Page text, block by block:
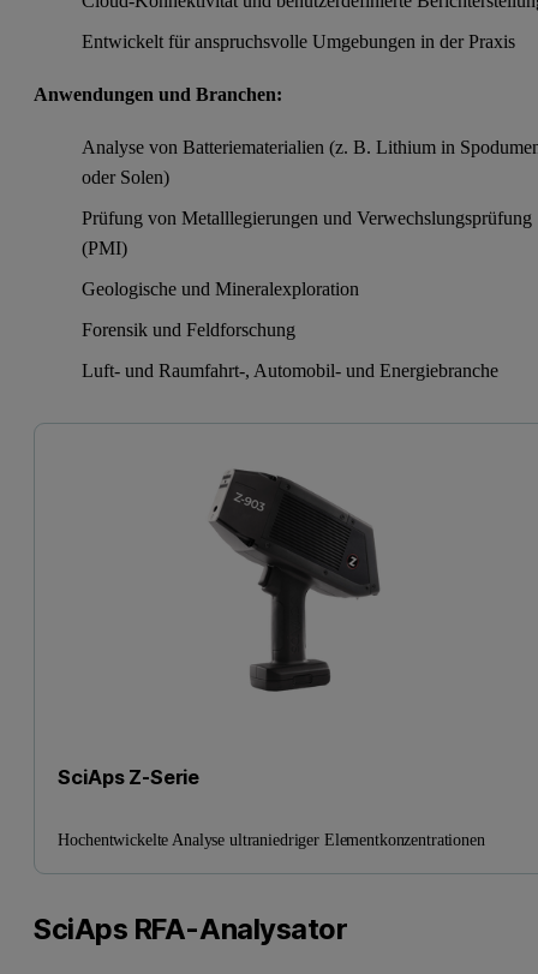
Entwickelt für anspruchsvolle Umgebungen in der Praxis
Anwendungen und Branchen:
Analyse von Batteriematerialien (z. B. Lithium in
oder Solen)
Prüfung von Metalllegierungen und Verwechslungsprüfung
(PMI)
Geologische und Mineralexploration
Forensik und Feldforschung
Luft- und Raumfahrt-, Automobil- und Energiebranche
SciAps Z-Serie
Hochentwickelte Analyse ultraniedriger Elementkonzentrationen
SciAps RFA-Analysator